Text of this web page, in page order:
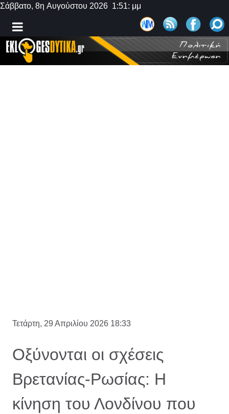
Σάββατο, 8η Αυγούστου 2026 1:51: μμ
Τετάρτη, 29 Απριλίου 2026 18:33
Οξύνονται οι σχέσεις
Βρετανίας-Ρωσίας: Η
κίνηση του Λονδίνου που